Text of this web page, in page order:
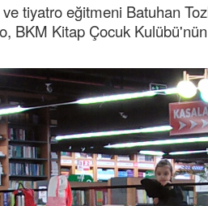
tiyatro eğitmeni Batuhan
BKM Kitap Çocuk